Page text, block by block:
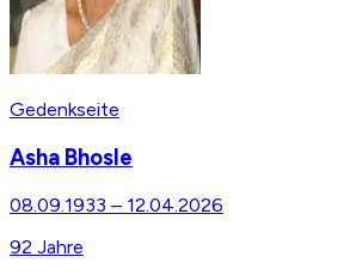
Gedenkseite
Asha Bhosle
08.09.1933 – 12.04.2026
92 Jahre